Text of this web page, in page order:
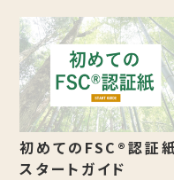
初めてのFSC®認証
スタートガイド